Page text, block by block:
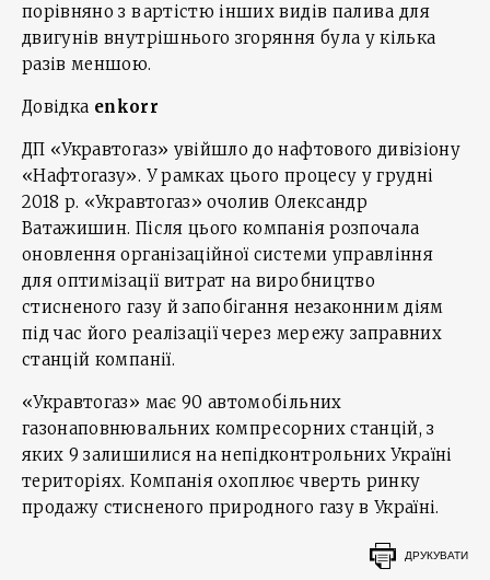
порівняно з вартістю інших видів палива для
двигунів внутрішнього згоряння була у кілька
разів меншою.
Довідка enkorr
ДП «Укравтогаз» увійшло до нафтового дивізіону
«Нафтогазу». У рамках цього процесу у грудні
2018 р. «Укравтогаз» очолив Олександр
Ватажишин. Після цього компанія розпочала
оновлення організаційної системи управління
для оптимізації витрат на виробництво
стисненого газу й запобігання незаконним діям
під час його реалізації через мережу заправних
станцій компанії.
«Укравтогаз» має 90 автомобільних
газонаповнювальних компресорних станцій, з
яких 9 залишилися на непідконтрольних Україні
територіях. Компанія охоплює чверть ринку
продажу стисненого природного газу в Україні.
ДРУКУВАТИ